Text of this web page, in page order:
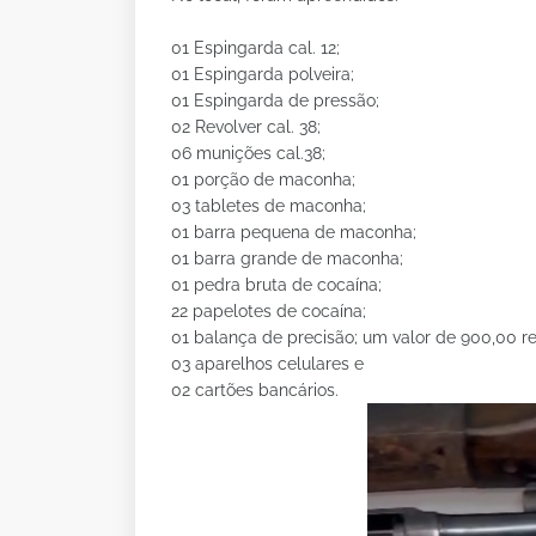
01 Espingarda cal. 12;
01 Espingarda polveira;
01 Espingarda de pressão;
02 Revolver cal. 38;
06 munições cal.38;
01 porção de maconha;
03 tabletes de maconha;
01 barra pequena de maconha;
01 barra grande de maconha;
01 pedra bruta de cocaína;
22 papelotes de cocaína;
01 balança de precisão; um valor de 900,00
03 aparelhos celulares e
02 cartões bancários.